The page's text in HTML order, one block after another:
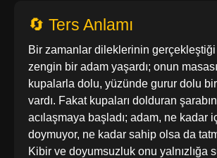
🔄 Ters Anlamı
Bir zamanlar dileklerinin
zengin bir adam yaşardı; onun
kupalarla dolu, yüzünde gurur dolu
vardı. Fakat kupaları dolduran
acılaşmaya başladı; adam, ne kadar
doymuyor, ne kadar sahip olsa da
Kibir ve doyumsuzluk onu yalnızlığa